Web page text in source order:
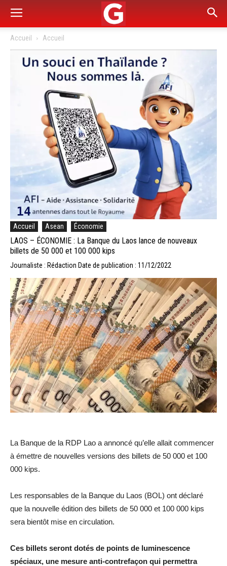
Accueil Accueil
Accueil Asean Économie
LAOS – ÉCONOMIE : La Banque du Laos lance de nouveaux
billets de 50 000 et 100 000 kips
Journaliste : Rédaction Date de publication : 11/12/2022
La Banque de la RDP Lao a annoncé qu’elle allait commencer
à émettre de nouvelles versions des billets de 50 000 et 100
000 kips.
Les responsables de la Banque du Laos (BOL) ont déclaré
que la nouvelle édition des billets de 50 000 et 100 000 kips
sera bientôt mise en circulation.
Ces billets seront dotés de points de luminescence
spéciaux, une mesure anti-contrefaçon qui permettra